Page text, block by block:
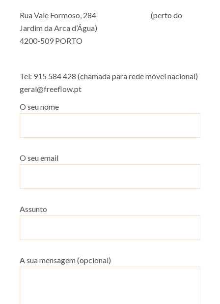
Rua Vale Formoso, 284(perto do
Jardim da Arca d’Água)
4200-509 PORTO
Tel: 915 584 428 (chamada para rede móvel nacional)
geral@freeflow.pt
O seu nome
O seu email
Assunto
A sua mensagem (opcional)